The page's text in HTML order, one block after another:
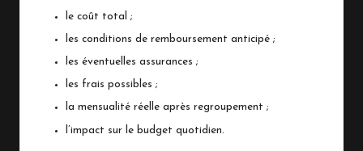
le coût total ;
les conditions de remboursement anticipé ;
les éventuelles assurances ;
les frais possibles ;
la mensualité réelle après regroupement ;
l’impact sur le budget quotidien.